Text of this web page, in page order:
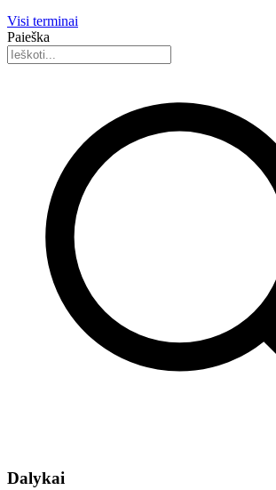
Visi terminai
Paieška
Dalykai